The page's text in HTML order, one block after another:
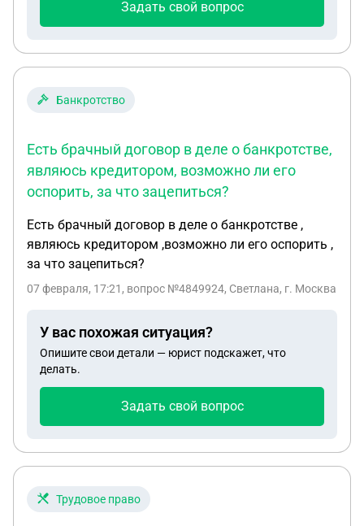
Задать свой вопрос
Банкротство
Есть брачный договор в деле о банкротстве,
являюсь кредитором, возможно ли его
оспорить, за что зацепиться?
Есть брачный договор в деле о банкротстве ,
являюсь кредитором ,возможно ли его оспорить ,
за что зацепиться?
07 февраля, 17:21 , вопрос №4849924, Светлана, г. Москва
У вас похожая ситуация?
Опишите свои детали — юрист подскажет, что
делать.
Задать свой вопрос
Трудовое право